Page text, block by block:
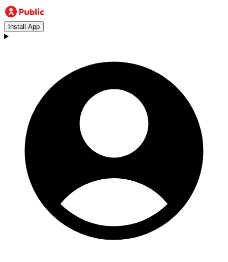
Install App